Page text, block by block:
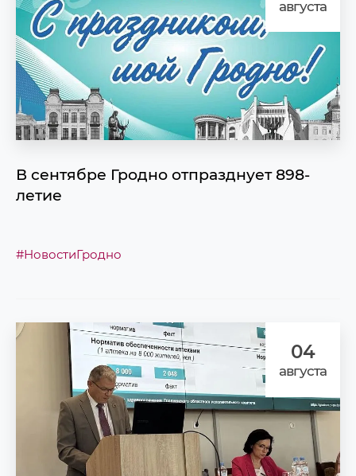
августа
В сентябре Гродно отпразднует 898-
летие
#НовостиГродно
04
августа